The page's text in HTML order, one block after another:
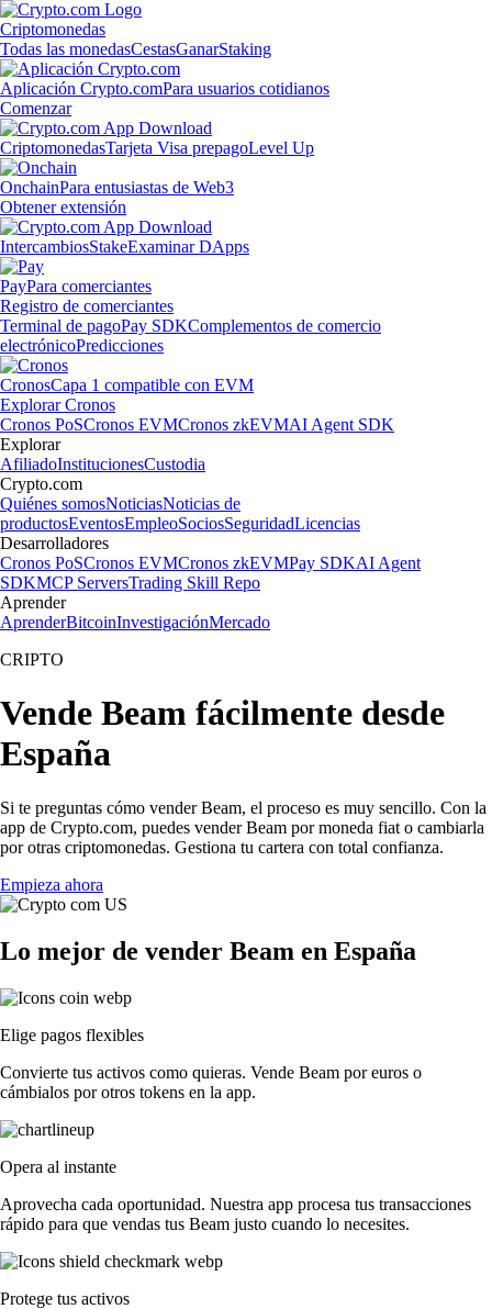
Criptomonedas
Todas las monedasCestasGanarStaking
Aplicación Crypto.comPara usuarios cotidianos
Comenzar
CriptomonedasTarjeta Visa prepagoLevel Up
OnchainPara entusiastas de Web3
Obtener extensión
IntercambiosStakeExaminar DApps
PayPara comerciantes
Registro de comerciantes
Terminal de pagoPay SDKComplementos de comercio
electrónicoPredicciones
CronosCapa 1 compatible con EVM
Explorar Cronos
Cronos PoSCronos EVMCronos zkEVMAI Agent SDK
Explorar
AfiliadoInstitucionesCustodia
Crypto.com
Quiénes somosNoticiasNoticias de
productosEventosEmpleoSociosSeguridadLicencias
Desarrolladores
Cronos PoSCronos EVMCronos zkEVMPay SDKAI Agent
SDKMCP ServersTrading Skill Repo
Aprender
AprenderBitcoinInvestigaciónMercado
CRIPTO
Vende Beam fácilmente desde
España
Si te preguntas cómo vender Beam, el proceso es muy sencillo. Con la
app de Crypto.com, puedes vender Beam por moneda fiat o cambiarla
por otras criptomonedas. Gestiona tu cartera con total confianza.
Empieza ahora
Lo mejor de vender Beam en España
Elige pagos flexibles
Convierte tus activos como quieras. Vende Beam por euros o
cámbialos por otros tokens en la app.
Opera al instante
Aprovecha cada oportunidad. Nuestra app procesa tus transacciones
rápido para que vendas tus Beam justo cuando lo necesites.
Protege tus activos